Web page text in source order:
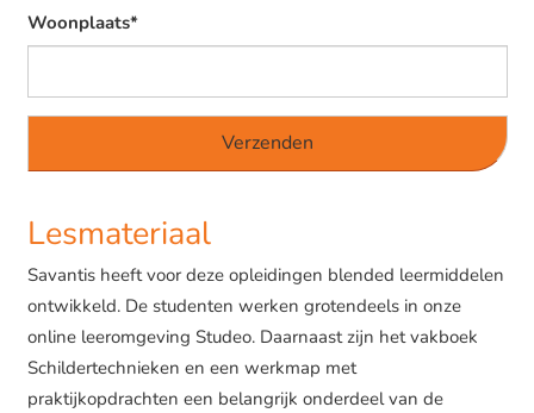
Woonplaats*
Lesmateriaal
Savantis heeft voor deze opleidingen blended leermiddelen
ontwikkeld. De studenten werken grotendeels in onze
online leeromgeving Studeo. Daarnaast zijn het vakboek
Schildertechnieken en een werkmap met
praktijkopdrachten een belangrijk onderdeel van de